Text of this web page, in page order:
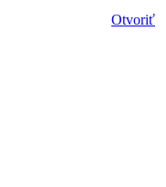
Otvoriť